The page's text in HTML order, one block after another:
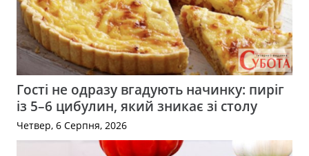
Гості не одразу вгадують начинку: пиріг
із 5–6 цибулин, який зникає зі столу
Четвер, 6 Серпня, 2026